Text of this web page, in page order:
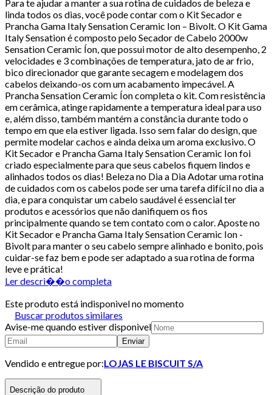
Para te ajudar a manter a sua rotina de cuidados de beleza e
linda todos os dias, você pode contar com o Kit Secador e
Prancha Gama Italy Sensation Ceramic Ion – Bivolt. O Kit Gama
Italy Sensation é composto pelo Secador de Cabelo 2000w
Sensation Ceramic Íon, que possui motor de alto desempenho, 2
velocidades e 3 combinações de temperatura, jato de ar frio,
bico direcionador que garante secagem e modelagem dos
cabelos deixando-os com um acabamento impecável. A
Prancha Sensation Ceramic Íon completa o kit. Com resistência
em cerâmica, atinge rapidamente a temperatura ideal para uso
e, além disso, também mantém a constância durante todo o
tempo em que ela estiver ligada. Isso sem falar do design, que
permite modelar cachos e ainda deixa um aroma exclusivo. O
Kit Secador e Prancha Gama Italy Sensation Ceramic Ion foi
criado especialmente para que seus cabelos fiquem lindos e
alinhados todos os dias! Beleza no Dia a Dia Adotar uma rotina
de cuidados com os cabelos pode ser uma tarefa difícil no dia a
dia, e para conquistar um cabelo saudável é essencial ter
produtos e acessórios que não danifiquem os fios
principalmente quando se tem contato com o calor. Aposte no
Kit Secador e Prancha Gama Italy Sensation Ceramic Ion -
Bivolt para manter o seu cabelo sempre alinhado e bonito, pois
cuidar-se faz bem e pode ser adaptado a sua rotina de forma
leve e prática!
Ler descri��o completa
Este produto está indisponivel no momento
Buscar produtos similares
Avise-me quando estiver disponivel
Enviar
Vendido e entregue por:LOJAS LE BISCUIT S/A
Descrição do produto